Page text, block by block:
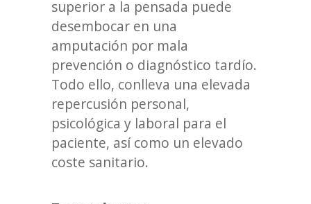
superior a la pensada puede
desembocar en una
amputación por mala
prevención o diagnóstico tardío.
Todo ello, conlleva una elevada
repercusión personal,
psicológica y laboral para el
paciente, así como un elevado
coste sanitario.